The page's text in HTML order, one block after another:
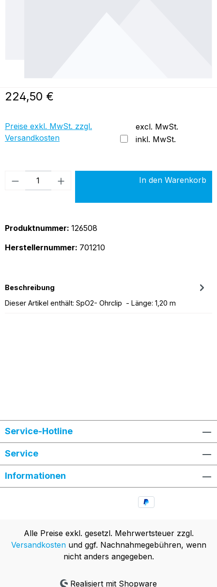
Regulärer Preis:
224,50 €
Preise exkl. MwSt. zzgl.
Versandkosten
excl. MwSt.
inkl. MwSt.
Produkt Anzahl: Gib den gewünschten
In den Warenkorb
Produktnummer: 126508
Herstellernummer: 701210
Beschreibung
Dieser Artikel enthält: SpO2- Ohrclip - Länge: 1,20 m
Service-Hotline
Service
Informationen
Alle Preise exkl. gesetzl. Mehrwertsteuer zzgl.
Versandkostenund ggf. Nachnahmegebühren, wenn
nicht anders angegeben.
Realisiert mit Shopware